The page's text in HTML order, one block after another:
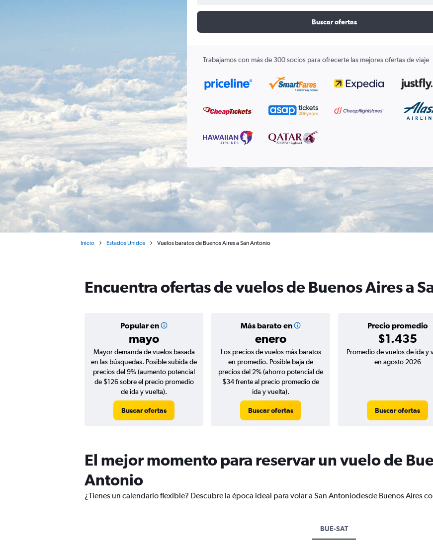
Buscar ofertas
Trabajamos con más de 300 socios para ofrecerte las mejores ofertas de viaje
Inicio Estados Unidos Vuelos baratos de Buenos Aires a San Antonio
Encuentra ofertas de vuelos de Buenos Aires a
Popular en
mayo
Más barato en
enero
Precio promedio
$1.435
Mayor demanda de vuelos basada
en las búsquedas. Posible subida de
precios del 9% (aumento potencial
de $126 sobre el precio promedio
de ida y vuelta).
Buscar ofertas
Los precios de vuelos más baratos
en promedio. Posible baja de
precios del 2% (ahorro potencial de
$34 frente al precio promedio de
ida y vuelta).
Buscar ofertas
Promedio de vuelos de ida y
en agosto 2026
Buscar ofertas
El mejor momento para reservar un vuelo de
Antonio
¿Tienes un calendario flexible? Descubre la época ideal para volar a San Antoniodesde Buenos Aires
BUE-SAT